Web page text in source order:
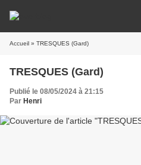
Accueil » TRESQUES (Gard)
TRESQUES (Gard)
Publié le 08/05/2024 à 21:15
Par Henri